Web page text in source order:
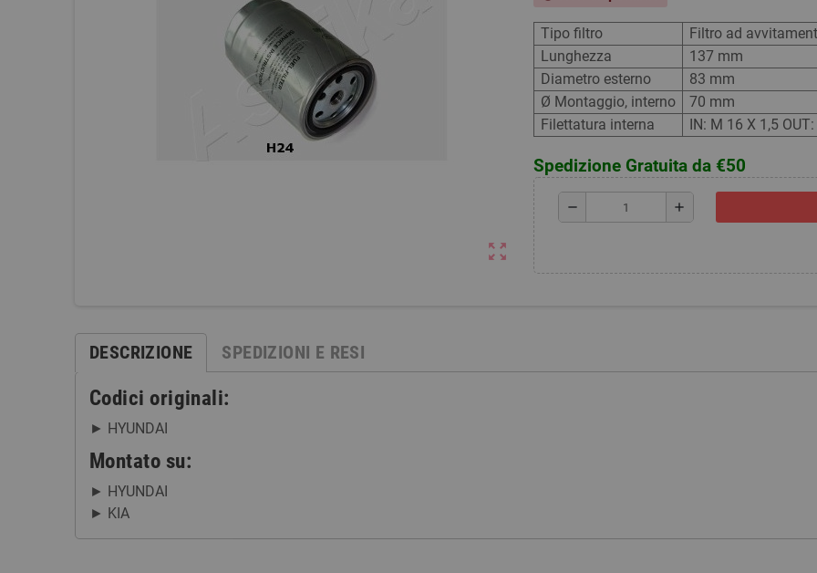
zoom_out_map
Tipo filtro
Filtro ad
Lunghezza
137 mm
Diametro esterno
83 mm
Ø Montaggio, interno
70 mm
Filettatura interna
IN: M 16 X 1,5
Spedizione Gratuita da €50
remove add
DESCRIZIONE SPEDIZIONI E RESI
Codici originali:
HYUNDAI
Montato su:
HYUNDAI
KIA